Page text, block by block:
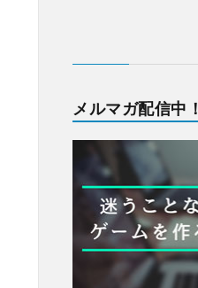
メルマガ配信中！